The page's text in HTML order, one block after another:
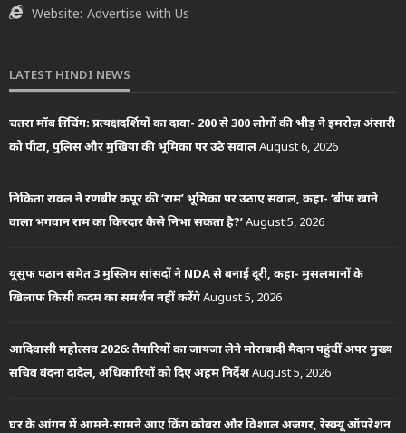
Website: Advertise with Us
LATEST HINDI NEWS
चतरा मॉब लिंचिंग: प्रत्यक्षदर्शियों का दावा- 200 से 300 लोगों की भीड़ ने इमरोज़ अंसारी
को पीटा, पुलिस और मुखिया की भूमिका पर उठे सवालAugust 6, 2026
निकिता रावल ने रणबीर कपूर की ‘राम’ भूमिका पर उठाए सवाल, कहा- ‘बीफ खाने
वाला भगवान राम का किरदार कैसे निभा सकता है?’August 5, 2026
यूसुफ पठान समेत 3 मुस्लिम सांसदों ने NDA से बनाई दूरी, कहा- मुसलमानों के
खिलाफ किसी कदम का समर्थन नहीं करेंगेAugust 5, 2026
आदिवासी महोत्सव 2026: तैयारियों का जायजा लेने मोराबादी मैदान पहुंचीं अपर मुख्य
सचिव वंदना दादेल, अधिकारियों को दिए अहम निर्देशAugust 5, 2026
घर के आंगन में आमने-सामने आए किंग कोबरा और विशाल अजगर, रेस्क्यू ऑपरेशन